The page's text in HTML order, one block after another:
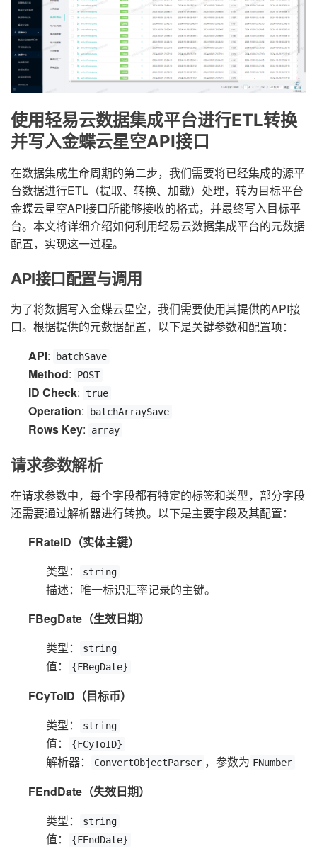
使用轻易云数据集成平台进行ETL转换
并写入金蝶云星空API接口
在数据集成生命周期的第二步，我们需要将已经集成的源平
台数据进行ETL（提取、转换、加载）处理，转为目标平台
金蝶云星空API接口所能够接收的格式，并最终写入目标平
台。本文将详细介绍如何利用轻易云数据集成平台的元数据
配置，实现这一过程。
API接口配置与调用
为了将数据写入金蝶云星空，我们需要使用其提供的API接
口。根据提供的元数据配置，以下是关键参数和配置项：
API: batchSave
Method: POST
ID Check: true
Operation: batchArraySave
Rows Key: array
请求参数解析
在请求参数中，每个字段都有特定的标签和类型，部分字段
还需要通过解析器进行转换。以下是主要字段及其配置：
FRateID（实体主键）
类型：
string
描述：唯一标识汇率记录的主键。
FBegDate（生效日期）
类型：
string
值： {FBegDate}
FCyToID（目标币）
类型：
string
值： {FCyToID}
解析器： ConvertObjectParser ，参数为 FNumber
FEndDate（失效日期）
类型：
string
值： {FEndDate}